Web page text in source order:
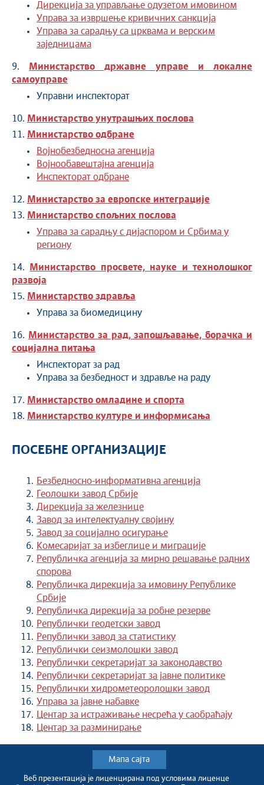
Дирекција за управљање одузетом имовином
Управа за извршење кривичних санкција
Управа за сарадњу са црквама и верским
заједницама
9. Министарство државне управе и локалне
самоуправе
Управни инспекторат
10. Министарство унутрашњих послова
11. Министарство одбране
Војнобезбедносна агенција
Војнообавештајна агенција
Инспекторат одбране
12. Министарство за европске интеграције
13. Министарство спољних послова
Управа за сарадњу с дијаспором и Србима у
региону
14. Министарство просвете, науке и технолошког
развоја
15. Министарство здравља
Управа за биомедицину
16. Министарство за рад, запошљавање, борачка и
социјална питања
Инспекторат за рад
Управа за безбедност и здравље на раду
17. Министарство омладине и спорта
18. Министарство културе и информисања
ПОСЕБНЕ ОРГАНИЗАЦИЈЕ
Безбедносно-информативна агенција
Геолошки завод Србије
Дирекција за железнице
Завод за интелектуалну својину
Завод за социјално осигурање
Комесаријат за избеглице и миграције
Републичка агенција за мирно решавање радних
спорова
Републичка дирекција за имовину Републике
Србије
Републичка дирекција за робне резерве
Републички геодетски завод
Републички завод за статистику
Републички сеизмолошки завод
Републички секретаријат за законодавство
Републички секретаријат за јавне политике
Републички хидрометеоролошки завод
Управа за јавне набавке
Центар за истраживање несрећа у саобраћају
Центар за разминирање
Мапа сајта
Веб презентација jе лиценциранa под условима лиценце